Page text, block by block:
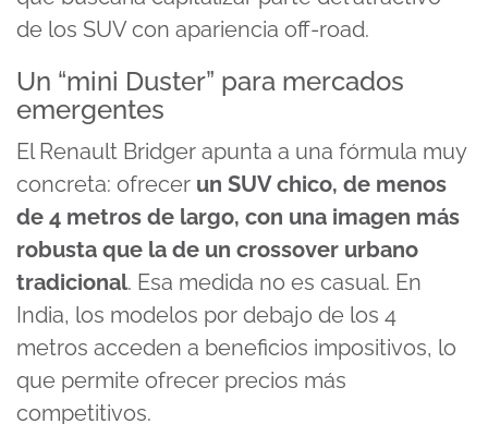
de los SUV con apariencia off-road.
Un “mini Duster” para mercados
emergentes
El Renault Bridger apunta a una fórmula muy
concreta: ofrecer un SUV chico, de menos
de 4 metros de largo, con una imagen más
robusta que la de un crossover urbano
tradicional. Esa medida no es casual. En
India, los modelos por debajo de los 4
metros acceden a beneficios impositivos, lo
que permite ofrecer precios más
competitivos.